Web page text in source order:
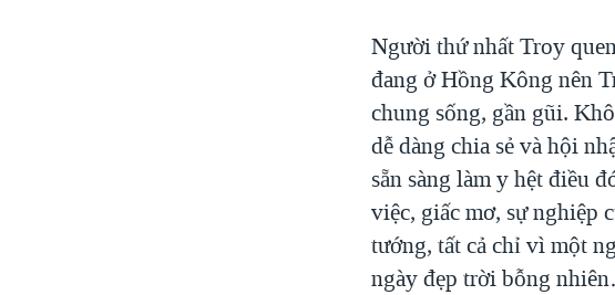
Người thứ nhất Troy
đang ở Hồng Kông nên
chung sống, gần gũi.
dễ dàng chia sẻ và hội
sẵn sàng làm y hệt điều
việc, giấc mơ, sự nghiệp
tướng, tất cả chỉ vì một
ngày đẹp trời bỗng